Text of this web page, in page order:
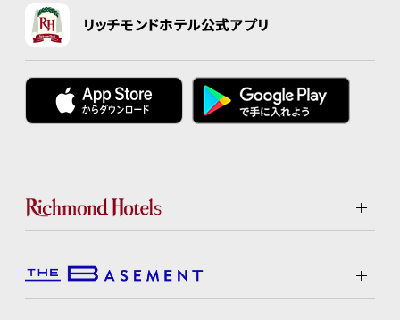
リッチモンドホテル公式アプリ